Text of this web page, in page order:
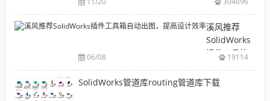
安
包
载
型
下
载|
附
溪风推荐
SolidWorks
插件工具箱
提高设计效
06/08 19114
SolidWorks管道库routing管道库下载